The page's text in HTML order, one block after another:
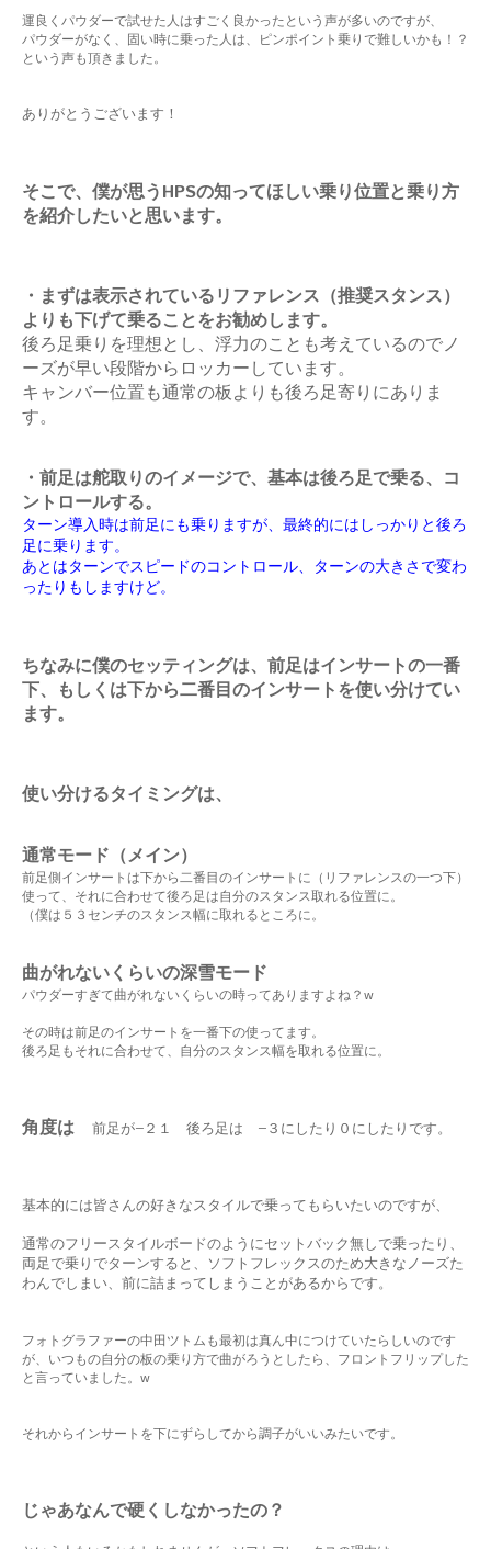
運良くパウダーで試せた人はすごく良かったという声が多いのですが、
パウダーがなく、固い時に乗った人は、ピンポイント乗りで難しいかも！？
という声も頂きました。
ありがとうございます！
そこで、僕が思うHPSの知ってほしい乗り位置と乗り方
を紹介したいと思います。
・まずは表示されているリファレンス（推奨スタンス）
よりも下げて乗ることをお勧めします。
後ろ足乗りを理想とし、浮力のことも考えているのでノ
ーズが早い段階からロッカーしています。
キャンバー位置も通常の板よりも後ろ足寄りにありま
す。
・前足は舵取りのイメージで、基本は後ろ足で乗る、コ
ントロールする。
ターン導入時は前足にも乗りますが、最終的にはしっかりと後ろ
足に乗ります。
あとはターンでスピードのコントロール、ターンの大きさで変わ
ったりもしますけど。
ちなみに僕のセッティングは、前足はインサートの一番
下、もしくは下から二番目のインサートを使い分けてい
ます。
使い分けるタイミングは、
通常モード（メイン）
前足側インサートは下から二番目のインサートに（リファレンスの一つ下）
使って、それに合わせて後ろ足は自分のスタンス取れる位置に。
（僕は５３センチのスタンス幅に取れるところに。
曲がれないくらいの深雪モード
パウダーすぎて曲がれないくらいの時ってありますよね？w
その時は前足のインサートを一番下の使ってます。
後ろ足もそれに合わせて、自分のスタンス幅を取れる位置に。
角度は 前足が−２１ 後ろ足は −３にしたり０にしたりです。
基本的には皆さんの好きなスタイルで乗ってもらいたいのですが、
通常のフリースタイルボードのようにセットバック無しで乗ったり、
両足で乗りでターンすると、 ソフトフレックスのため大きなノーズた
わんでしまい、前に詰まってしまうことがあるからです。
フォトグラファーの中田ツトムも最初は真ん中につけていたらしいのです
が、いつもの自分の板の乗り方で曲がろうとしたら、フロントフリップした
と言っていました。w
それからインサートを下にずらしてから調子がいいみたいです。
じゃあなんで硬くしなかったの？